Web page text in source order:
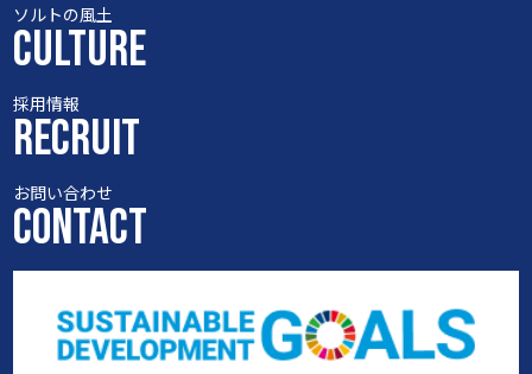
ソルトの風土
CULTURE
採用情報
RECRUIT
お問い合わせ
CONTACT